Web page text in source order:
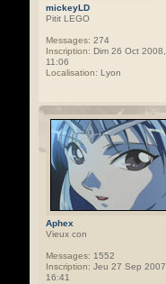
mickeyLD
Pitit LEGO
Messages: 274
Inscription: Dim 26 Oct 2008,
11:06
Localisation: Lyon
Aphex
Vieux con
Messages: 1552
Inscription: Jeu 27 Sep 2007,
16:41